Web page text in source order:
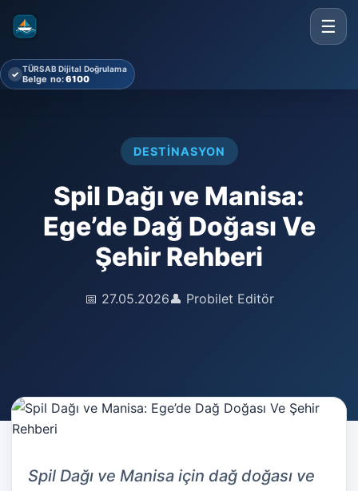
☰
✓ TÜRSAB Dijital Doğrulama
Belge no:6100
DESTINASYON
Spil Dağı ve Manisa:
Ege’de Dağ Doğası Ve
Şehir Rehberi
📅 27.05.2026👤 Probilet Editör
Spil Dağı ve Manisa için dağ doğası ve